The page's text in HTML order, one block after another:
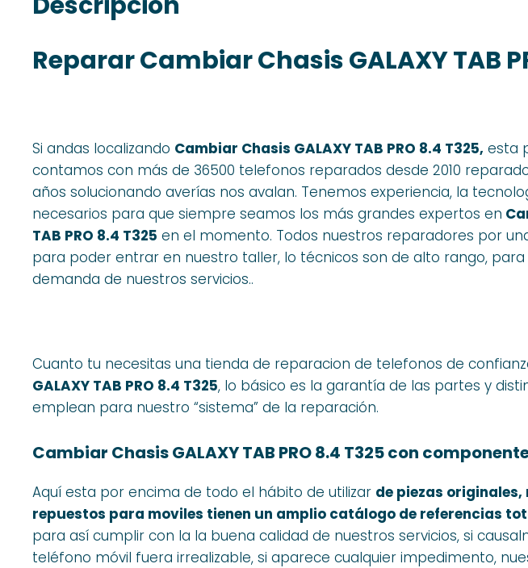
Reparar Cambiar Chasis GALAXY TAB
Si andas localizando Cambiar Chasis GALAXY TAB PRO 8.4 T325, esta
contamos con más de 36500 telefonos reparados desde 2010 reparados
años solucionando averías nos avalan. Tenemos experiencia, la
necesarios para que siempre seamos los más grandes expertos en
TAB PRO 8.4 T325 en el momento. Todos nuestros reparadores por
para poder entrar en nuestro taller, lo técnicos son de alto rango,
demanda de nuestros servicios..
Cuanto tu necesitas una tienda de reparacion de telefonos de
GALAXY TAB PRO 8.4 T325, lo básico es la garantía de las partes y
emplean para nuestro “sistema” de la reparación.
Cambiar Chasis GALAXY TAB PRO 8.4 T325 con
Aquí esta por encima de todo el hábito de utilizar de piezas
repuestos para moviles tienen un amplio catálogo de referencias
para así cumplir con la la buena calidad de nuestros servicios, si
teléfono móvil fuera irrealizable, si aparece cualquier impedimento,